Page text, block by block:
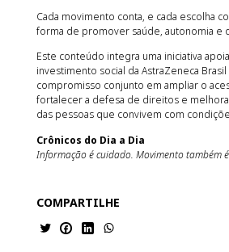
Cada movimento conta, e cada escolha
forma de promover saúde, autonomia e
Este conteúdo integra uma iniciativa
investimento social da AstraZeneca
compromisso conjunto em ampliar o
fortalecer a defesa de direitos e
das pessoas que convivem com
Crônicos do Dia a Dia
Informação é cuidado. Movimento também
COMPARTILHE